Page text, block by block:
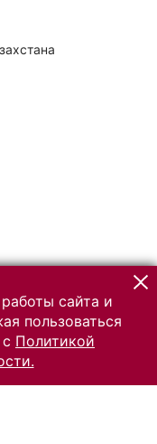
сайта и
пользоваться
Политикой